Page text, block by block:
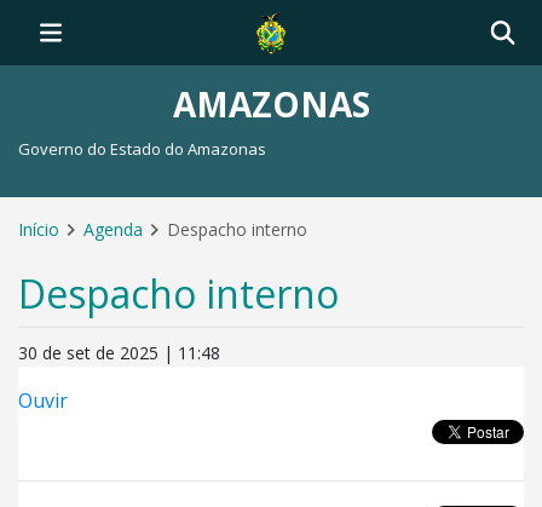
AMAZONAS
Governo do Estado do Amazonas
Início Agenda Despacho interno
Despacho interno
30 de set de 2025 | 11:48
Ouvir